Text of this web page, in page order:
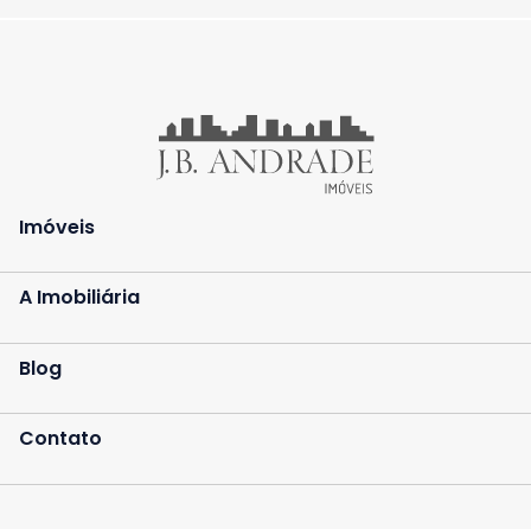
Imóveis
A Imobiliária
Blog
Contato